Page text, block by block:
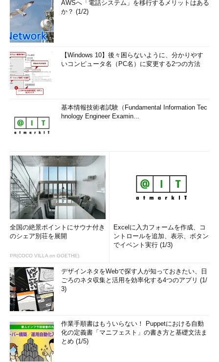
AWSへ「電話システム」を移行するメリットはある
か？ (1/2)
【Windows 10】後々困らないように、分かりやす
いコンピュータ名（PC名）に変更する2つの方法
基本情報技術者試験（Fundamental Information Tec
hnology Engineer Examin...
全国の絶景ポイントにサウナ付き
のシェア別荘を展開
PR(COCO VILLA on GOETHE)
Excelに入力フォームを作成、コ
ントロールを追加、表示、ボタン
でイベント実行 (1/3)
デザインネタをWebで探す人が知っておきたい、日
ごろのネタ収集と活用を効率化する4つのアプリ (1/
3)
作業手順書はもういらない！ Puppetにおける自動
化の定義書「マニフェスト」の書き方と基礎文法ま
とめ (1/5)